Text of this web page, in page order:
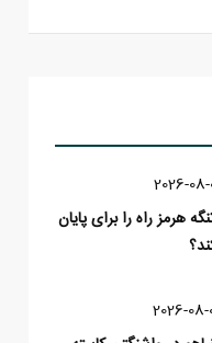
هرمز راه را برای پایان